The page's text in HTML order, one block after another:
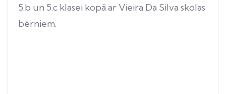
5.b un 5.c klasei kopā ar Vieira Da Silva skolas
bērniem.